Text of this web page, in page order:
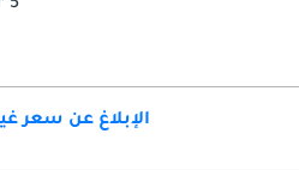
5 Seater
الإبلاغ عن سعر